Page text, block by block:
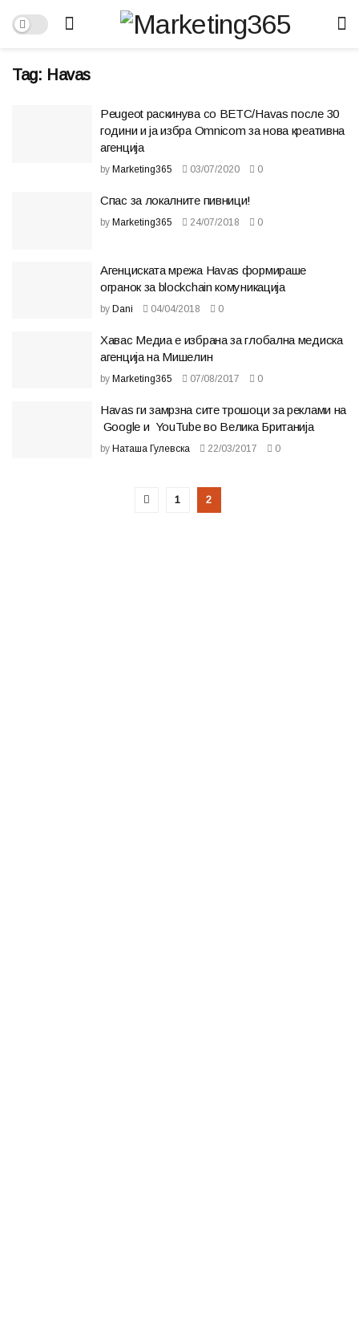
Tag: Havas
Peugeot раскинува со BETC/Havas после 30
години и ја избра Omnicom за нова креативна
агенција
by Marketing365 03/07/2020 0
Спас за локалните пивници!
by Marketing365 24/07/2018 0
Агенциската мрежа Havas формираше
огранок за blockchain комуникација
by Dani 04/04/2018 0
Хавас Медиа е избрана за глобална медиска
агенција на Мишелин
by Marketing365 07/08/2017 0
Havas ги замрзна сите трошоци за реклами на
Google и YouTube во Велика Британија
by Наташа Гулевска 22/03/2017 0
1 2